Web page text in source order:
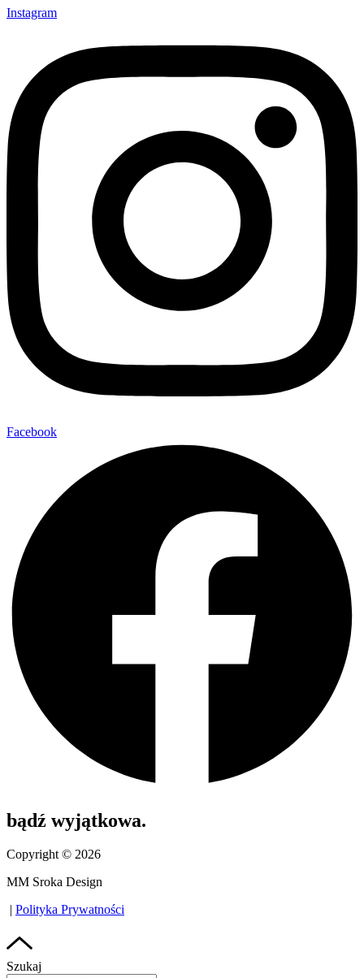
Instagram
Facebook
bądź wyjątkowa.
Copyright © 2026
MM Sroka Design
Polityka Prywatności
Szukaj